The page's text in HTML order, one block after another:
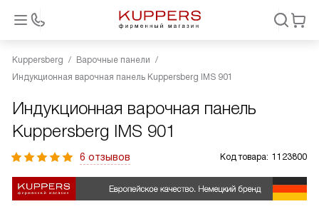
Kuppersberg
Варочные панели
Индукционная варочная панель Kuppersberg IMS 901
Индукционная варочная панель
Kuppersberg IMS 901
6 отзывов Код товара: 1123800